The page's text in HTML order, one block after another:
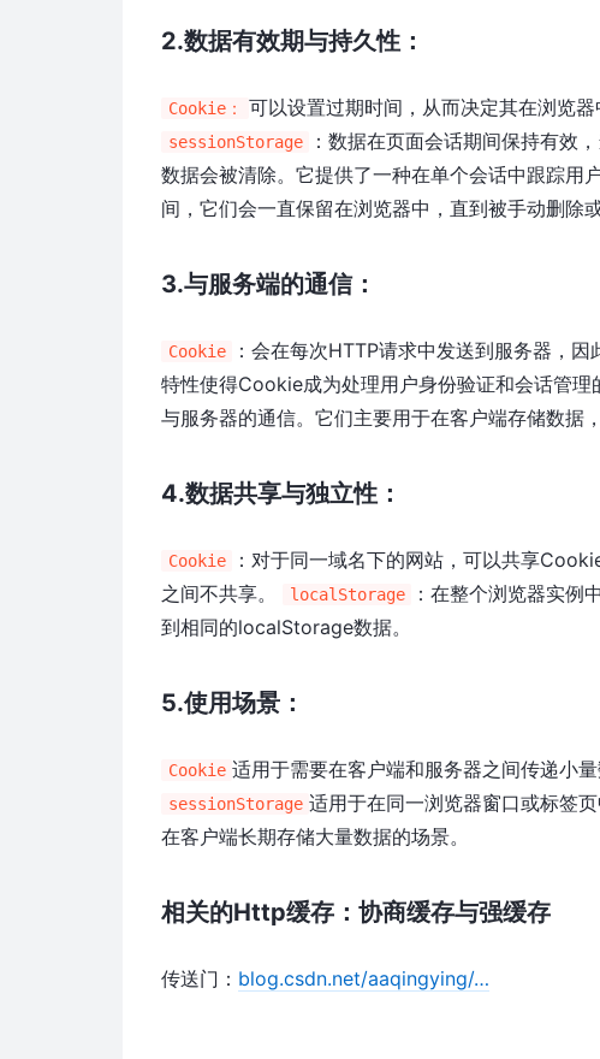
2.数据有效期与持久性：
Cookie： 可以设置过期时间，从而决定其在浏览
sessionStorage
：数据在页面会话期间保持有效
数据会被清除。它提供了一种在单个会话中跟踪用
间，它们会一直保留在浏览器中，直到被手动删除或
3.与服务端的通信：
Cookie
：会在每次HTTP请求中发送到服务器，
特性使得Cookie成为处理用户身份验证和会话管理
与服务器的通信。它们主要用于在客户端存储数据
4.数据共享与独立性：
Cookie ：对于同一域名下的网站，可以共享
之间不共享。
localStorage
：在整个浏览器实例
到相同的localStorage数据。
5.使用场景：
Cookie 适用于需要在客户端和服务器之间传递小
sessionStorage 适用于在同一浏览器窗口或标签
在客户端长期存储大量数据的场景。
相关的Http缓存：协商缓存与强缓存
传送门： blog.csdn.net/aaqingying/…